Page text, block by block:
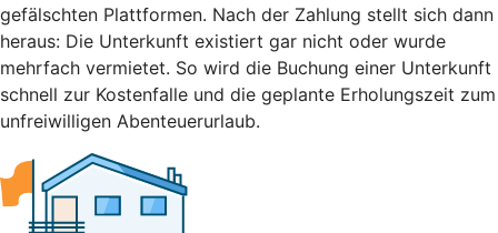
gefälschten Plattformen. Nach der Zahlung stellt sich dann
heraus: Die Unterkunft existiert gar nicht oder wurde
mehrfach vermietet. So wird die Buchung einer Unterkunft
schnell zur Kostenfalle und die geplante Erholungszeit zum
unfreiwilligen Abenteuerurlaub.